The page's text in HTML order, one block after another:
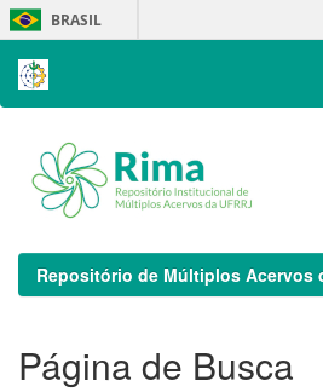
Skip
navigation
BRASIL
Repositório de Múltiplos Acervos
Página de Busca